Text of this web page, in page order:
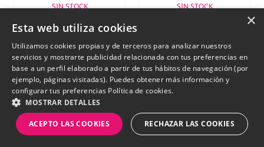
SIN STOCK SIN STOCK
New New
×
Esta web utiliza cookies
Utilizamos cookies propias y de terceros para analizar nuestros
servicios y mostrarte publicidad relacionada con tus preferencias en
base a un perfil elaborado a partir de tus hábitos de navegación (por
ejemplo, páginas visitadas). Puedes obtener más información y
configurar tus preferencias Política de cookies.
MOSTRAR DETALLES
ACEPTO LAS COOKIES RECHAZAR LAS COOKIES